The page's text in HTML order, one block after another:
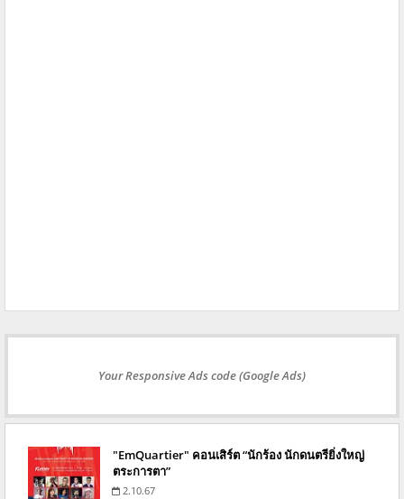
Your Responsive Ads code (Google Ads)
"EmQuartier" คอนเสิร์ต “นักร้อง นักดนตรียิ่งใหญ่
ตระการตา”
2.10.67